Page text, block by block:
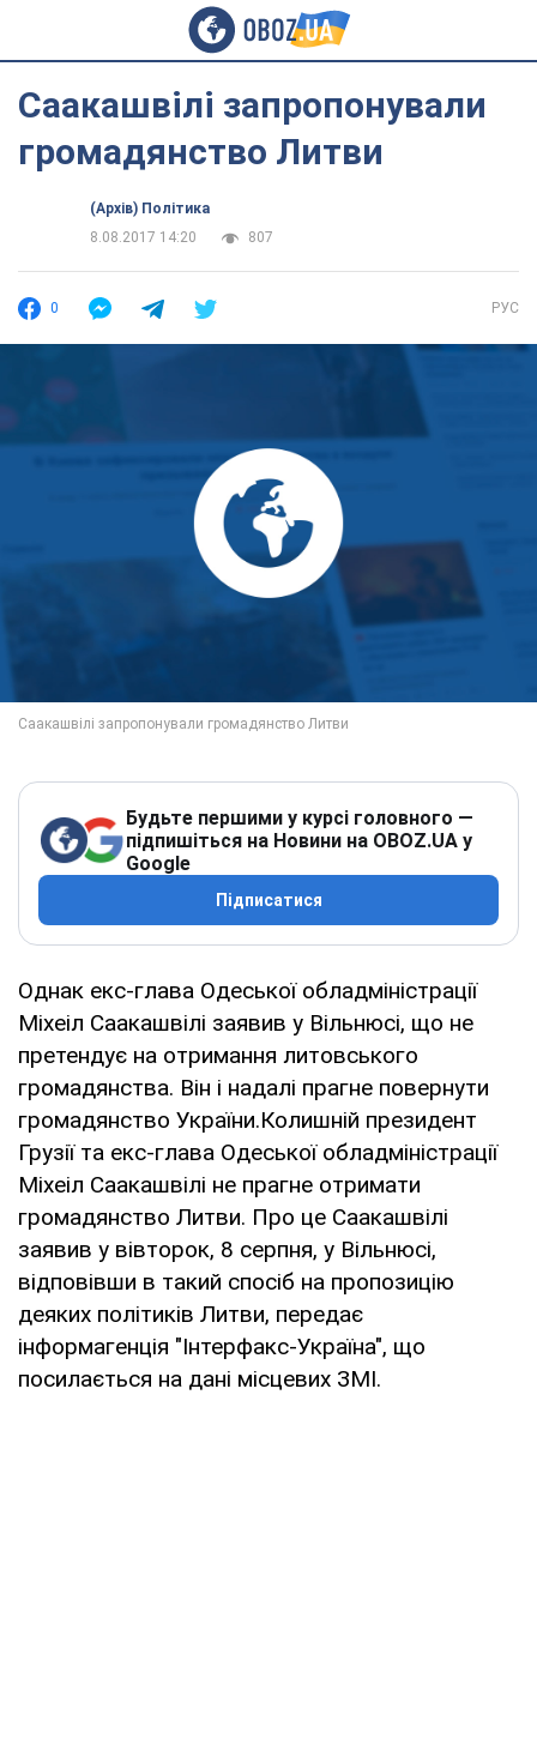
Саакашвілі запропонували
громадянство Литви
(Архів) Політика
8.08.2017 14:20
807
0 РУС
Будьте першими у курсі головного —
підпишіться на Новини на OBOZ.UA у
Google
Підписатися
Однак екс-глава Одеської обладміністрації
Міхеіл Саакашвілі заявив у Вільнюсі, що не
претендує на отримання литовського
громадянства. Він і надалі прагне повернути
громадянство України.Колишній президент
Грузії та екс-глава Одеської обладміністрації
Міхеіл Саакашвілі не прагне отримати
громадянство Литви. Про це Саакашвілі
заявив у вівторок, 8 серпня, у Вільнюсі,
відповівши в такий спосіб на пропозицію
деяких політиків Литви, передає
інформагенція "Інтерфакс-Україна", що
посилається на дані місцевих ЗМІ.